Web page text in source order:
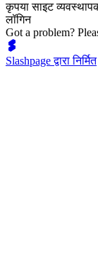
कृपया साइट
लॉगिन
Got a problem?
Slashpage द्वारा निर्मित